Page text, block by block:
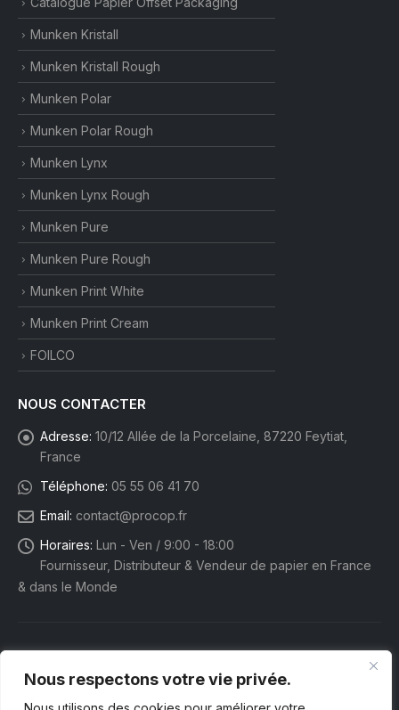
Nous respectons votre vie privée.
Munken Kristall
Munken Kristall Rough
Munken Polar
Munken Polar Rough
Munken Lynx
Munken Lynx Rough
Munken Pure
Munken Pure Rough
Munken Print White
Munken Print Cream
FOILCO
NOUS CONTACTER
Adresse: 10/12 Allée de la Porcelaine, 87220 Feytiat,
France
Téléphone: 05 55 06 41 70
Email: contact@procop.fr
Horaires: Lun - Ven / 9:00 - 18:00
Fournisseur, Distributeur & Vendeur de papier en France
& dans le Monde